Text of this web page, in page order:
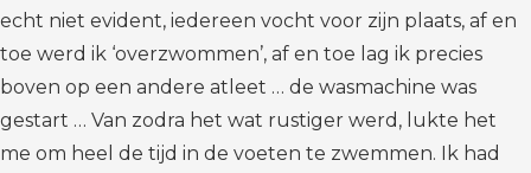
echt niet evident, iedereen vocht voor zijn plaats, af en
toe werd ik ‘overzwommen’, af en toe lag ik precies
boven op een andere atleet … de wasmachine was
gestart … Van zodra het wat rustiger werd, lukte het
me om heel de tijd in de voeten te zwemmen. Ik had